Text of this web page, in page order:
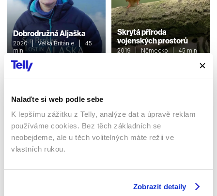
Nalaďte si web podle sebe
K lepšímu zážitku z Telly, analýze dat a úpravě reklam
používáme cookies. Bez těch základních se
neobejdeme, ale u těch volitelných máte režii ve
vlastních rukou.
Zobrazit detaily
Dobrodružná Aljaška
2020 | Velká Británie | 45
min
Dokumenty / Přírodovědní
Skrytá příroda
vojenských prostorů
2019 | Německo | 45 min
Sledujte kdekoliv až na 6 zařízeních
po celé EU, a to až na 6 zařízeních.